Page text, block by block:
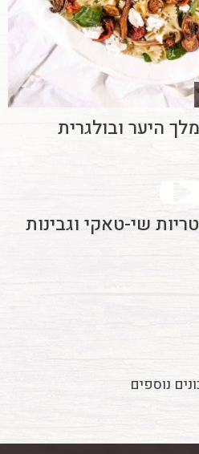
היער ובולגרית
שי-טאקי וגבינות
נוספים